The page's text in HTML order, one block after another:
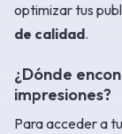
optimizar tus
de calidad.
¿Dónde
impresiones?
Para acceder a